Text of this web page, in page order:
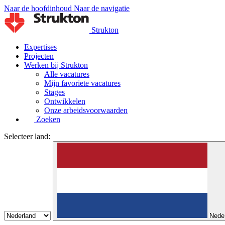
Naar de hoofdinhoud Naar de navigatie
Strukton
Expertises
Projecten
Werken bij Strukton
Alle vacatures
Mijn favoriete vacatures
Stages
Ontwikkelen
Onze arbeidsvoorwaarden
Zoeken
Selecteer land: